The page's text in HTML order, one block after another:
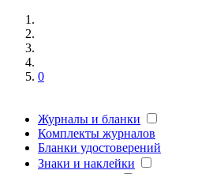
0
Журналы и бланки
Комплекты журналов
Бланки удостоверений
Знаки и наклейки